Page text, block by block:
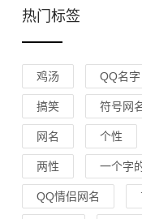
热门标签
鸡汤 QQ名字
搞笑 符号网
网名 个性
两性 一个字
QQ情侣网名